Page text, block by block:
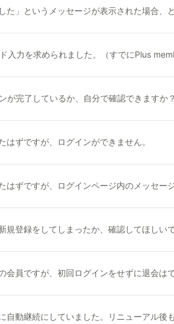
た」というメッセージが表示された場合、
入力を求められました。（すでにPlus
が完了しているか、自分で確認できますか？
はずですが、ログインができません。
はずですが、ログインページ内のメッセー
規登録をしてしまったか、確認してほしいで
会員ですが、初回ログインをせずに退会は
自動継続にしていました。リニューアル後